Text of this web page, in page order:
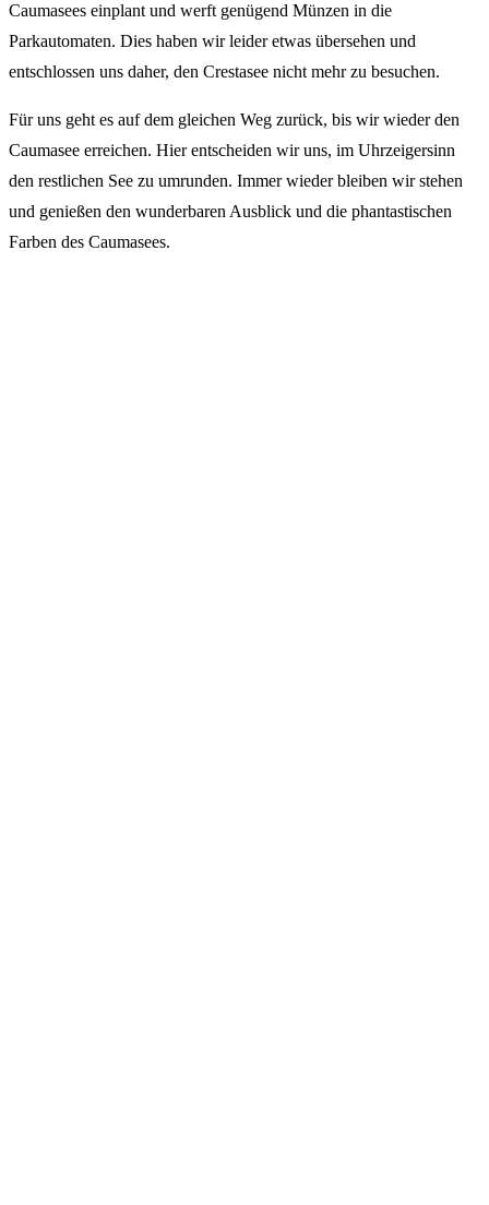
Caumasees einplant und werft genügend Münzen in die
Parkautomaten. Dies haben wir leider etwas übersehen und
entschlossen uns daher, den Crestasee nicht mehr zu besuchen.
Für uns geht es auf dem gleichen Weg zurück, bis wir wieder den
Caumasee erreichen. Hier entscheiden wir uns, im Uhrzeigersinn
den restlichen See zu umrunden. Immer wieder bleiben wir stehen
und genießen den wunderbaren Ausblick und die phantastischen
Farben des Caumasees.